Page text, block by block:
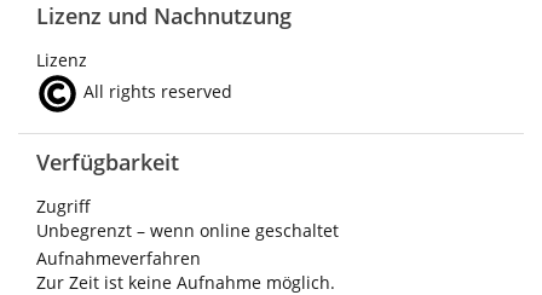
Lizenz und Nachnutzung
Lizenz
All rights reserved
Verfügbarkeit
Zugriff
Unbegrenzt – wenn online geschaltet
Aufnahmeverfahren
Zur Zeit ist keine Aufnahme möglich.